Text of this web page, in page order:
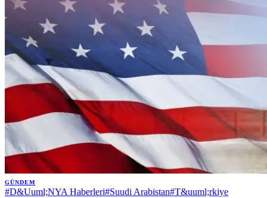
GÜNDEM
#D&Uuml;NYA Haberleri#Suudi Arabistan#T&uuml;rkiye